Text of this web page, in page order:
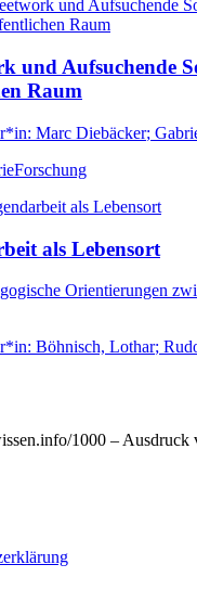
und Aufsuchende
Raum
Marc Diebäcker;
Forschung
als Lebensort
Orientierungen
Böhnisch, Lothar;
1000 – Ausdruck